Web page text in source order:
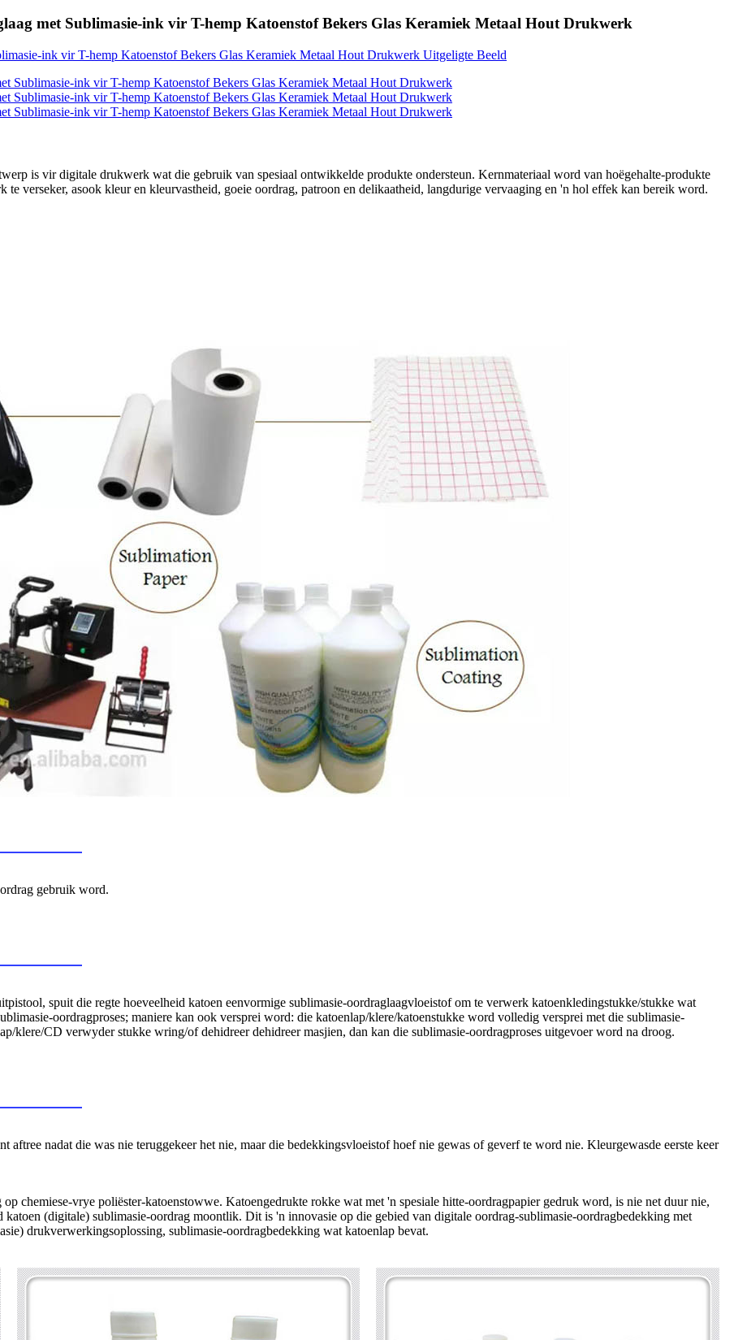
met Sublimasie-ink vir T-hemp Katoenstof Bekers Glas Keramiek Metaal Hout Drukwerk
is vir digitale drukwerk wat die gebruik van spesiaal ontwikkelde produkte ondersteun. Kernmateriaal word van hoëgehalte-produkte
verseker, asook kleur en kleurvastheid, goeie oordrag, patroon en delikaatheid, langdurige vervaaging en 'n hol effek kan bereik word.
gebruik word.
spuit die regte hoeveelheid katoen eenvormige sublimasie-oordraglaagvloeistof om te verwerk katoenkledingstukke/stukke wat
oordragproses; maniere kan ook versprei word: die katoenlap/klere/katoenstukke word volledig versprei met die sublimasie-
klere/CD verwyder stukke wring/of dehidreer dehidreer masjien, dan kan die sublimasie-oordragproses uitgevoer word na droog.
aftree nadat die was nie teruggekeer het nie, maar die bedekkingsvloeistof hoef nie gewas of geverf te word nie. Kleurgewasde eerste keer
chemiese-vrye poliëster-katoenstowwe. Katoengedrukte rokke wat met 'n spesiale hitte-oordragpapier gedruk word, is nie net duur nie,
(digitale) sublimasie-oordrag moontlik. Dit is 'n innovasie op die gebied van digitale oordrag-sublimasie-oordragbedekking met
drukverwerkingsoplossing, sublimasie-oordragbedekking wat katoenlap bevat.